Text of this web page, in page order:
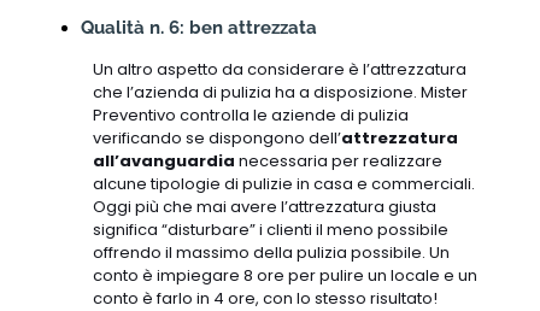
Qualità n. 6: ben attrezzata
Un altro aspetto da considerare è l’attrezzatura
che l’azienda di pulizia ha a disposizione. Mister
Preventivo controlla le aziende di pulizia
verificando se dispongono dell’attrezzatura
all’avanguardia necessaria per realizzare
alcune tipologie di pulizie in casa e commerciali.
Oggi più che mai avere l’attrezzatura giusta
significa “disturbare” i clienti il meno possibile
offrendo il massimo della pulizia possibile. Un
conto è impiegare 8 ore per pulire un locale e un
conto è farlo in 4 ore, con lo stesso risultato!